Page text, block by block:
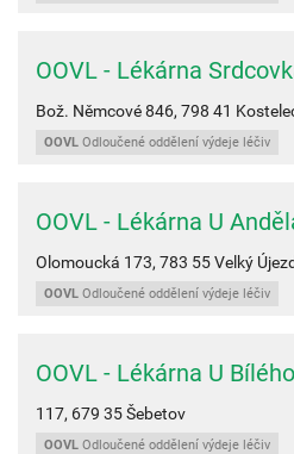
OOVL - Lékárna
Bož. Němcové 846, 798 41
OOVL Odloučené oddělení výdeje léčiv
OOVL - Lékárna U
Olomoucká 173, 783 55Velký Újezd
OOVL Odloučené oddělení výdeje léčiv
OOVL - Lékárna U
117, 679 35Šebetov
OOVL Odloučené oddělení výdeje léčiv